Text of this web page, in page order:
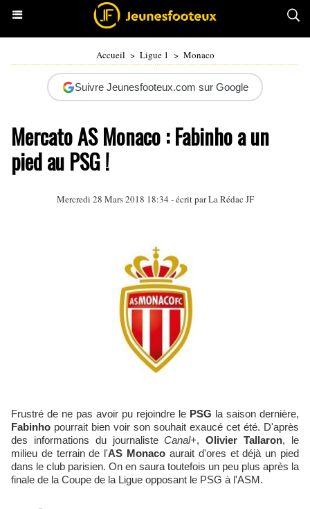
Accueil > Ligue 1 > Monaco
Suivre Jeunesfooteux.com sur Google
Mercato AS Monaco : Fabinho a un
pied au PSG !
Mercredi 28 Mars 2018 18:34 - écrit par La Rédac JF
Frustré de ne pas avoir pu rejoindre le PSG la saison dernière,
Fabinho pourrait bien voir son souhait exaucé cet été. D'après
des informations du journalisteCanal+,Olivier Tallaron, le
milieu de terrain de l'AS Monaco aurait d'ores et déjà un pied
dans le club parisien. On en saura toutefois un peu plus après la
finale de la Coupe de la Ligue opposant le PSG à l'ASM.